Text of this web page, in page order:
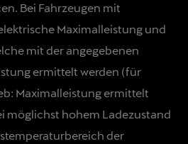
Bei Fahrzeugen mit
Maximalleistung und
mit der angegebenen
ermittelt werden (für
Maximalleistung ermittelt
möglichst hohem Ladezustand
der